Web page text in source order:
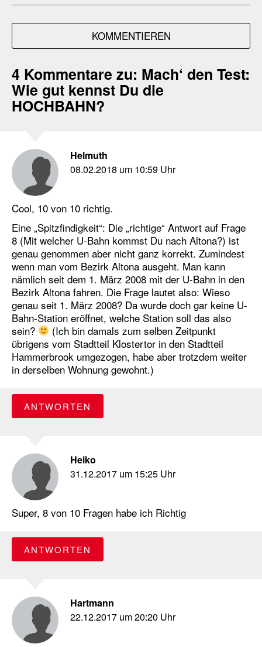
KOMMENTIEREN
4 Kommentare zu: Mach‘ den Test:
Wie gut kennst Du die
HOCHBAHN?
Helmuth
08.02.2018 um 10:59 Uhr
Cool, 10 von 10 richtig.
Eine „Spitzfindigkeit“: Die „richtige“ Antwort auf Frage
8 (Mit welcher U-Bahn kommst Du nach Altona?) ist
genau genommen aber nicht ganz korrekt. Zumindest
wenn man vom Bezirk Altona ausgeht. Man kann
nämlich seit dem 1. März 2008 mit der U-Bahn in den
Bezirk Altona fahren. Die Frage lautet also: Wieso
genau seit 1. März 2008? Da wurde doch gar keine U-
Bahn-Station eröffnet, welche Station soll das also
sein?
(Ich bin damals zum selben Zeitpunkt
übrigens vom Stadtteil Klostertor in den Stadtteil
Hammerbrook umgezogen, habe aber trotzdem weiter
in derselben Wohnung gewohnt.)
ANTWORTEN
Heiko
31.12.2017 um 15:25 Uhr
Super, 8 von 10 Fragen habe ich Richtig
ANTWORTEN
Hartmann
22.12.2017 um 20:20 Uhr